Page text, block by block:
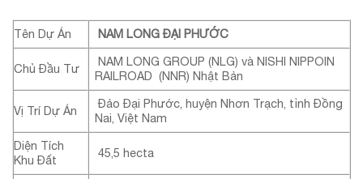
Tên Dự Án NAM LONG ĐẠI PHƯỚC
Chủ Đầu Tư
NAM LONG GROUP (NLG) và NISHI NIPPOIN
RAILROAD (NNR) Nhật Bản
Vị Trí Dự Án
Đảo Đại Phước, huyện Nhơn Trạch, tỉnh Đồng
Nai, Việt Nam
Diện Tích
Khu Đất
45,5 hecta